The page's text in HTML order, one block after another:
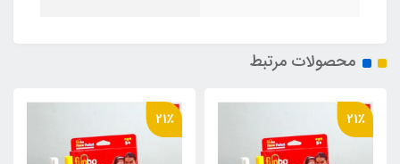
محصولات مرتبط
21٪ 21٪